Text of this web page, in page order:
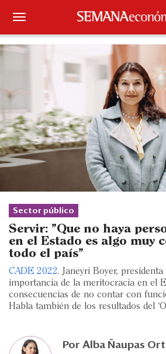
Suscríbase
Iniciar sesión
Portada
¿Qué está pasando?
Sectores y Empresas
Economía y Finanzas
Legal y Política
Eventos
Blogs
Edición Impresa
Sector público
Servir: "Que no haya
en el Estado es algo muy
todo el país"
CADE 2022. Janeyri Boyer,
importancia de la meritocracia en el
consecuencias de no contar con
Habla también de los resultados del
Por Alba Ñaupas